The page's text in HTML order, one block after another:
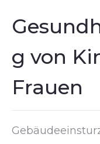
g von
Frauen
Gebäudeeinsturz